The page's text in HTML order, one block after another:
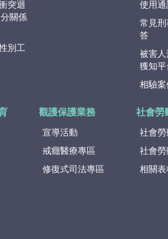
突迴
關係
別工
使用
常見刑
答
被害
獲知平
相驗案
觀護保護業務
宣導活動
戒癮醫療專區
修復式司法專區
社會勞
社會勞
社會
相關